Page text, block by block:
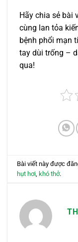
Hãy chia sẻ bài
cùng lan tỏa
bệnh phổi mạn
tay dùi trống –
qua!
Bài viết này được
hụt hơi ,khó thở.